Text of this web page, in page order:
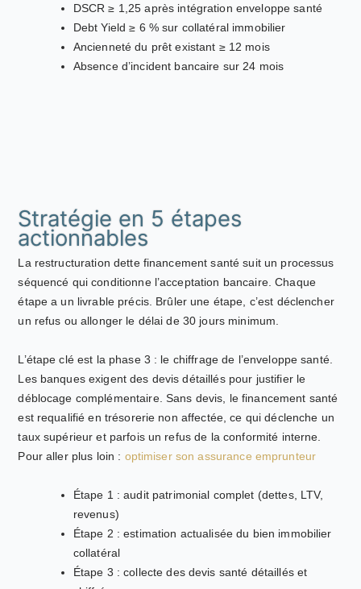
DSCR ≥ 1,25 après intégration enveloppe santé
Debt Yield ≥ 6 % sur collatéral immobilier
Ancienneté du prêt existant ≥ 12 mois
Absence d’incident bancaire sur 24 mois
Stratégie en 5 étapes
actionnables
La restructuration dette financement santé suit un processus
séquencé qui conditionne l’acceptation bancaire. Chaque
étape a un livrable précis. Brûler une étape, c’est déclencher
un refus ou allonger le délai de 30 jours minimum.
L’étape clé est la phase 3 : le chiffrage de l’enveloppe santé.
Les banques exigent des devis détaillés pour justifier le
déblocage complémentaire. Sans devis, le financement santé
est requalifié en trésorerie non affectée, ce qui déclenche un
taux supérieur et parfois un refus de la conformité interne.
Pour aller plus loin : optimiser son assurance emprunteur
Étape 1 : audit patrimonial complet (dettes, LTV,
revenus)
Étape 2 : estimation actualisée du bien immobilier
collatéral
Étape 3 : collecte des devis santé détaillés et